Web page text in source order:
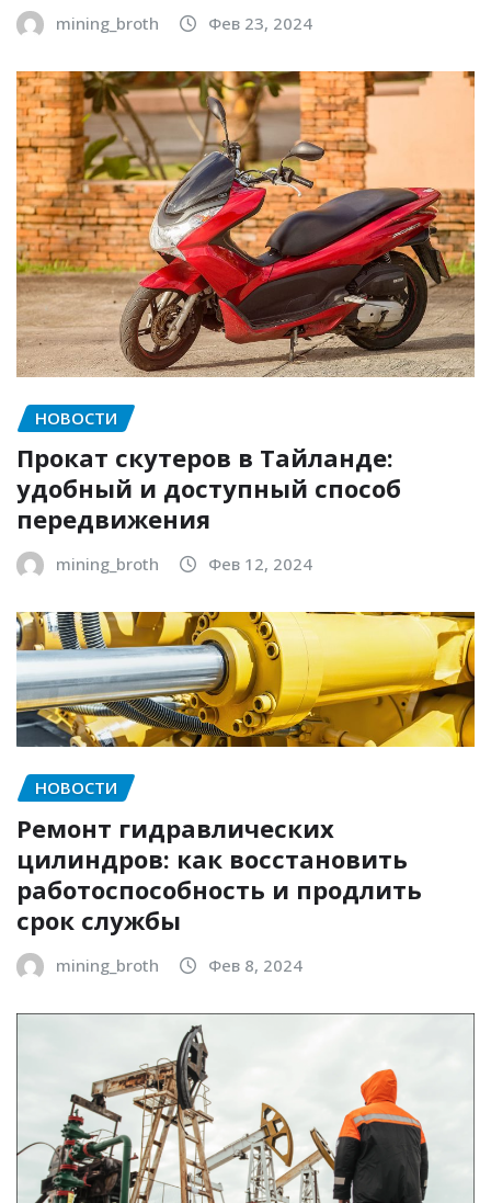
mining_broth Фев 23, 2024
НОВОСТИ
Прокат скутеров в Тайланде:
удобный и доступный способ
передвижения
mining_broth Фев 12, 2024
НОВОСТИ
Ремонт гидравлических
цилиндров: как восстановить
работоспособность и продлить
срок службы
mining_broth Фев 8, 2024